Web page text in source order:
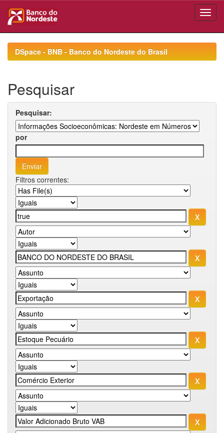
navigationDSpace - BNB - Banco do Nordeste do Brasil
Pesquisar
Pesquisar:
por
Filtros correntes: